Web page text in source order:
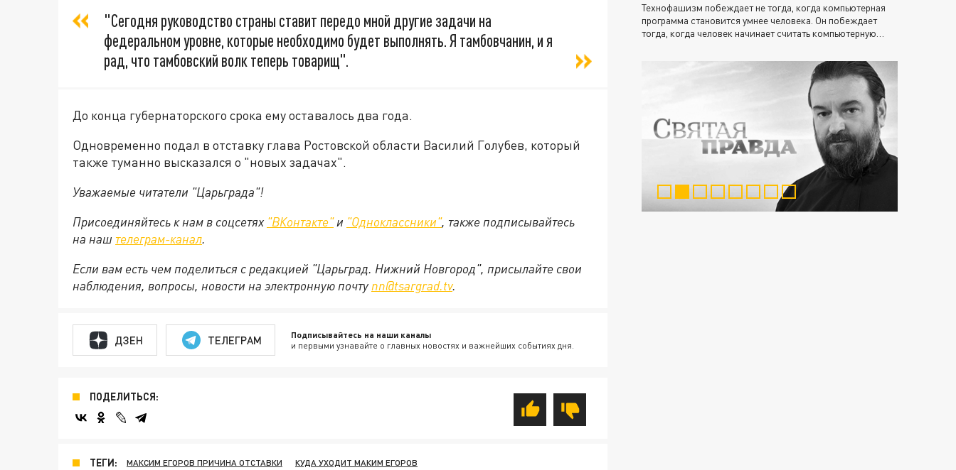
"Сегодня руководство страны ставит передо мной другие задачи на
федеральном уровне, которые необходимо будет выполнять. Я тамбовчанин, и я
рад, что тамбовский волк теперь товарищ".
До конца губернаторского срока ему оставалось два года.
Одновременно подал в отставку глава Ростовской области Василий Голубев, который
также туманно высказался о "новых задачах".
Уважаемые читатели "Царьграда"!
Присоединяйтесь к нам в соцсетях "ВКонтакте"и "Одноклассники", также подписывайтесь
на наш телеграм-канал.
Если вам есть чем поделиться с редакцией "Царьград. Нижний Новгород", присылайте свои
наблюдения, вопросы, новости на электронную почту nn@tsargrad.tv.
ДЗЕН ТЕЛЕГРАМ Подписывайтесь на наши каналы
и первыми узнавайте о главных новостях и важнейших событиях дня.
ПОДЕЛИТЬСЯ:
ТЕГИ: МАКСИМ ЕГОРОВ ПРИЧИНА ОТСТАВКИ КУДА УХОДИТ МАКИМ ЕГОРОВ
Технофашизм побеждает не тогда, когда компьютерная
программа становится умнее человека. Он побеждает
тогда, когда человек начинает считать компьютерную